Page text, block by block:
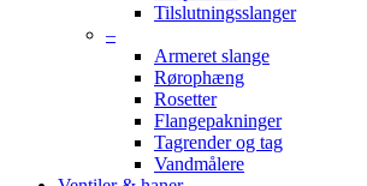
Tilslutningsslanger
–
Armeret slange
Rørophæng
Rosetter
Flangepakninger
Tagrender og tag
Vandmålere